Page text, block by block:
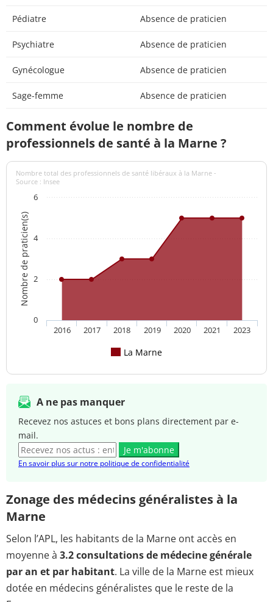
Pédiatre Absence de praticien
Psychiatre Absence de praticien
Gynécologue Absence de praticien
Sage-femme Absence de praticien
Comment évolue le nombre de
professionnels de santé à la Marne ?
Nombre de praticien(s)
Nombre total des professionnels de santé libéraux à la Marne -
Source : Insee
La Marne
2016 2017 2018 2019 2020 2021 2023
0
2
4
6
A ne pas manquer
Recevez nos astuces et bons plans directement par e-
mail.
Je m'abonne
En savoir plus sur notre politique de confidentialité
Zonage des médecins généralistes à la
Marne
Selon l’APL, les habitants de la Marne ont accès en
moyenne à 3.2 consultations de médecine générale
par an et par habitant. La ville de la Marne est mieux
dotée en médecins généralistes que le reste de la